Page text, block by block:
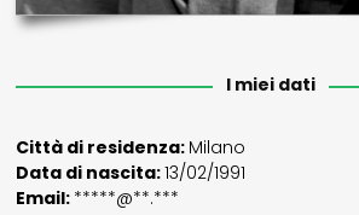
I miei dati
Città di residenza: Milano
Data di nascita:13/02/1991
Email: *****@**.***